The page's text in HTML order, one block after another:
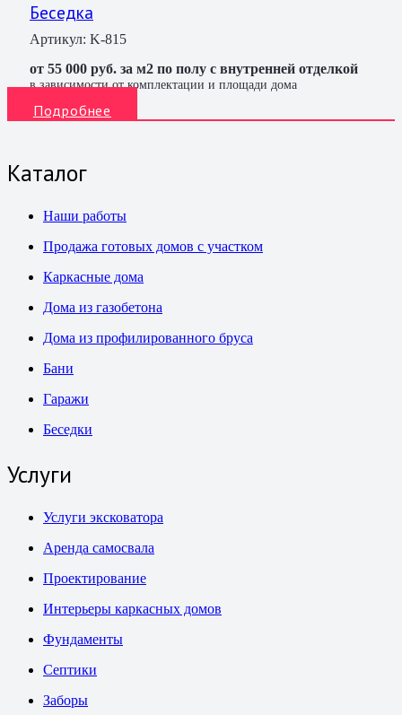
Беседка
Артикул: K-815
от 55 000 руб. за м2 по полу с внутренней отделкой
в зависимости от комплектации и площади дома
Подробнее
Каталог
Наши работы
Продажа готовых домов с участком
Каркасные дома
Дома из газобетона
Дома из профилированного бруса
Бани
Гаражи
Беседки
Услуги
Услуги эксковатора
Аренда самосвала
Проектирование
Интерьеры каркасных домов
Фундаменты
Септики
Заборы